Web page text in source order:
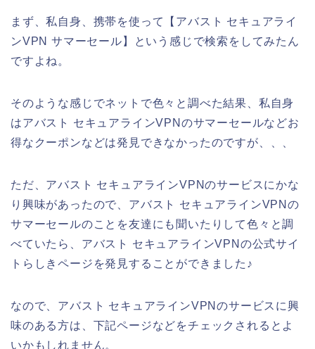
まず、私自身、携帯を使って【アバスト セキュアライ
ンVPN サマーセール】という感じで検索をしてみたん
ですよね。
そのような感じでネットで色々と調べた結果、私自身
はアバスト セキュアラインVPNのサマーセールなどお
得なクーポンなどは発見できなかったのですが、、、
ただ、アバスト セキュアラインVPNのサービスにかな
り興味があったので、アバスト セキュアラインVPNの
サマーセールのことを友達にも聞いたりして色々と調
べていたら、アバスト セキュアラインVPNの公式サイ
トらしきページを発見することができました♪
なので、アバスト セキュアラインVPNのサービスに興
味のある方は、下記ページなどをチェックされるとよ
いかもしれません。